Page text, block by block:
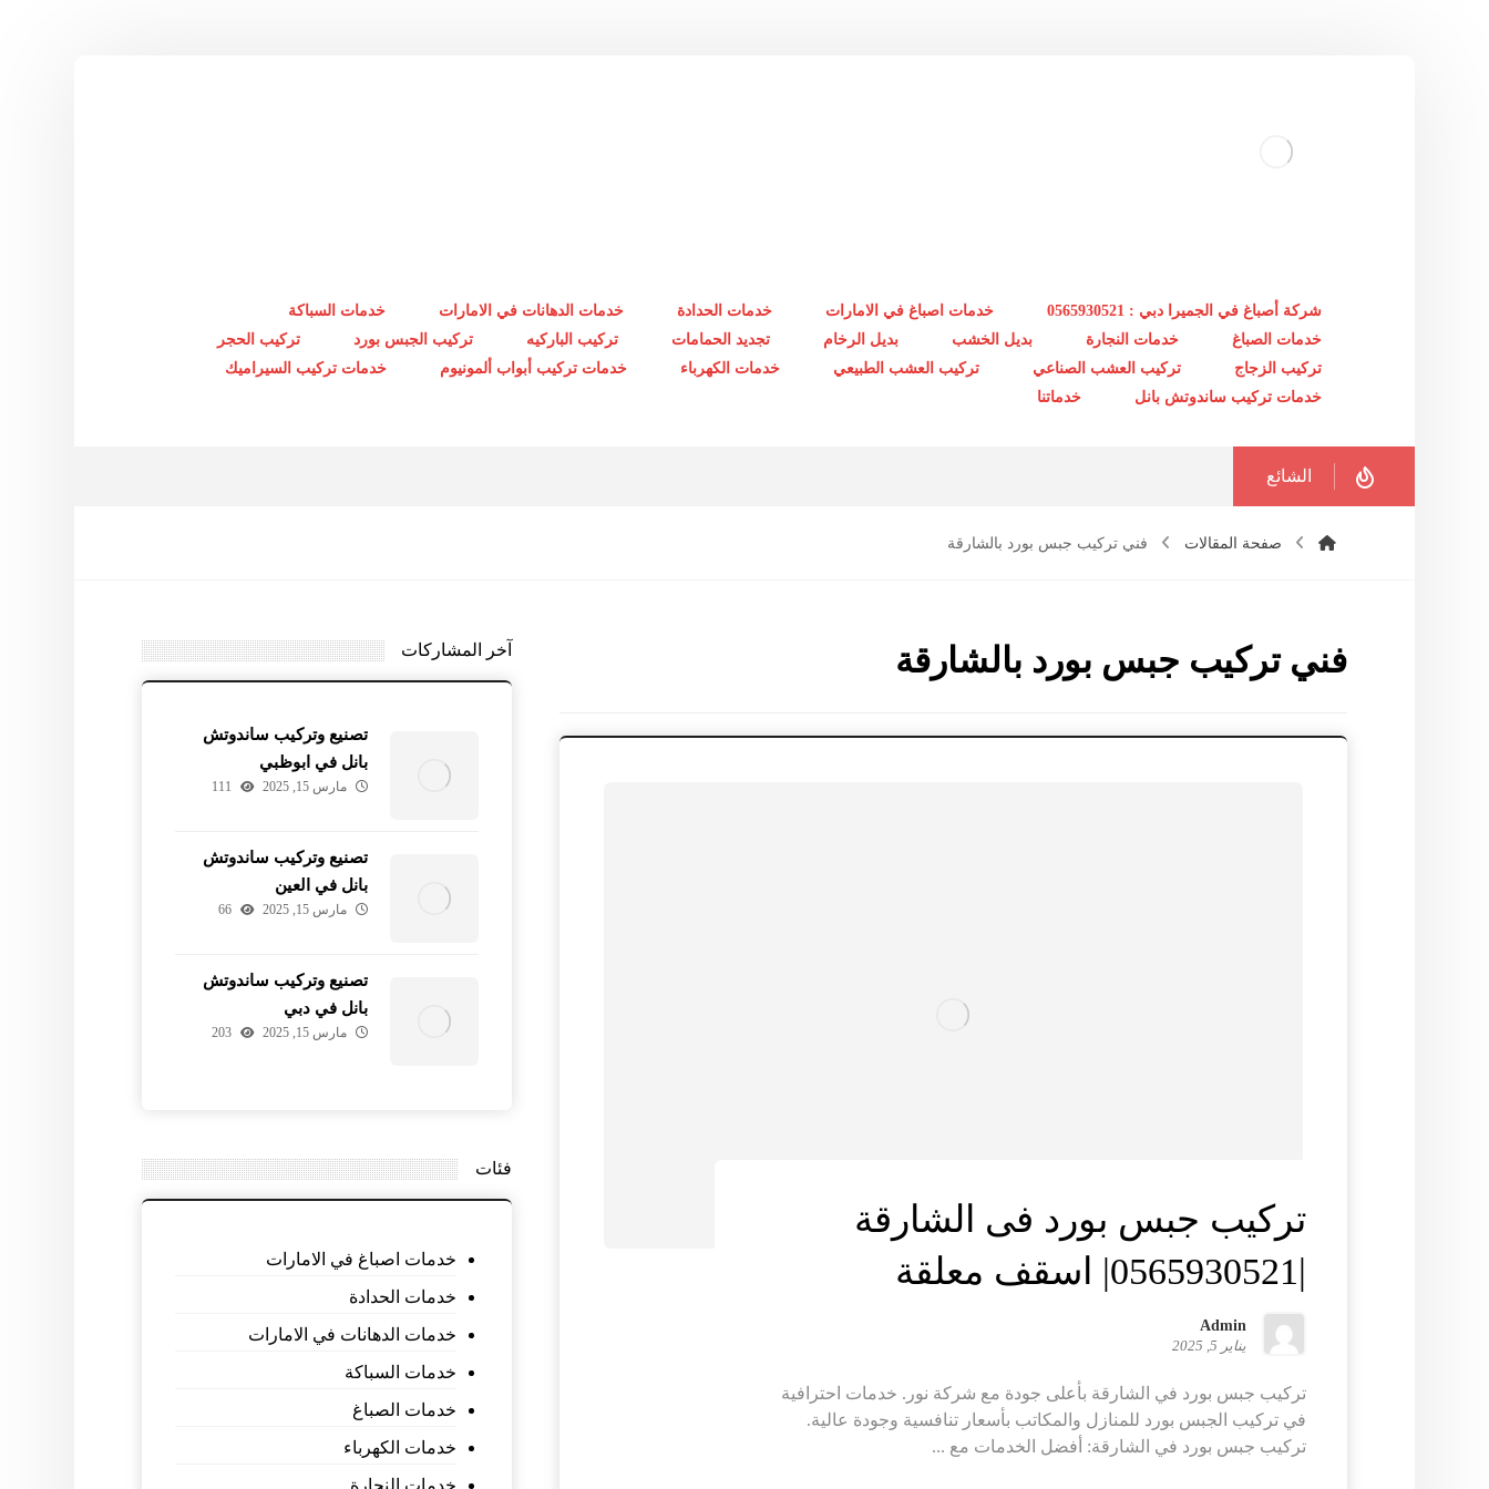
شركة أصباغ في الجميرا دبي : 0565930521 خدمات اصباغ في الامارات خدمات الحدادة خدمات الدهانات في الامارات
خدمات السباكة
خدمات الصباغ
خدمات النجارة بديل الخشب بديل الرخام تجديد الحمامات تركيب الباركيه تركيب الجبس بورد
تركيب الحجر
تركيب الزجاج
تركيب العشب الصناعي تركيب العشب الطبيعي خدمات الكهرباء خدمات تركيب أبواب ألمونيوم
خدمات تركيب السيراميك
خدمات تركيب ساندوتش بانل
خدماتنا
الشائع
صفحة المقالات فني تركيب جبس بورد بالشارقة
فني تركيب جبس بورد بالشارقة
تركيب جبس بورد فى الشارقة
|0565930521| اسقف معلقة
Admin
يناير 5, 2025
تركيب جبس بورد في الشارقة بأعلى جودة مع شركة نور. خدمات احترافية
في تركيب الجبس بورد للمنازل والمكاتب بأسعار تنافسية وجودة عالية.
تركيب جبس بورد في الشارقة: أفضل الخدمات مع ...
آخر المشاركات
تصنيع وتركيب ساندوتش
بانل في ابوظبي
مارس 15, 2025 111
تصنيع وتركيب ساندوتش
بانل في العين
مارس 15, 2025 66
تصنيع وتركيب ساندوتش
بانل في دبي
مارس 15, 2025 203
فئات
خدمات اصباغ في الامارات
خدمات الحدادة
خدمات الدهانات في الامارات
خدمات السباكة
خدمات الصباغ
خدمات الكهرباء
خدمات النجارة